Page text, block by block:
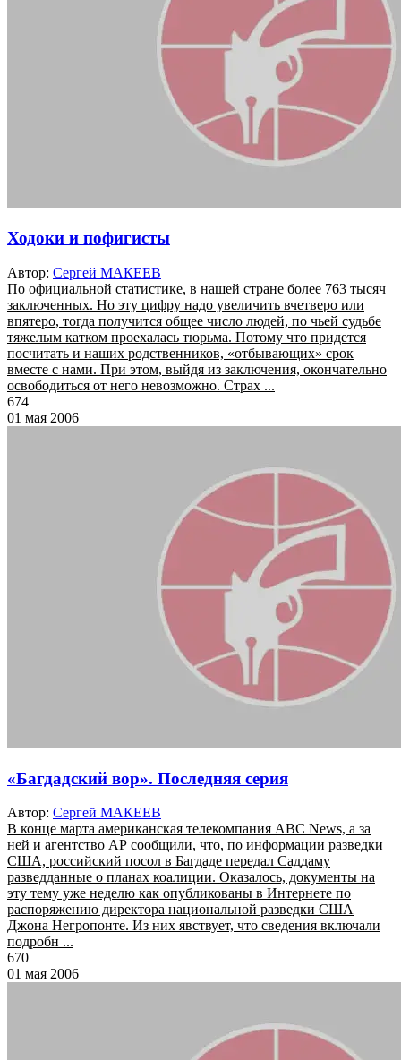
Ходоки и пофигисты
Автор: Сергей МАКЕЕВ
По официальной статистике, в нашей стране более 763 тысяч
заключенных. Но эту цифру надо увеличить вчетверо или
впятеро, тогда получится общее число людей, по чьей судьбе
тяжелым катком проехалась тюрьма. Потому что придется
посчитать и наших родственников, «отбывающих» срок
вместе с нами. При этом, выйдя из заключения, окончательно
освободиться от него невозможно. Страх ...
674
01 мая 2006
«Багдадский вор». Последняя серия
Автор: Сергей МАКЕЕВ
В конце марта американская телекомпания ABC News, а за
ней и агентство АР сообщили, что, по информации разведки
США, российский посол в Багдаде передал Саддаму
разведданные о планах коалиции. Оказалось, документы на
эту тему уже неделю как опубликованы в Интернете по
распоряжению директора национальной разведки США
Джона Негропонте. Из них явствует, что сведения включали
подробн ...
670
01 мая 2006